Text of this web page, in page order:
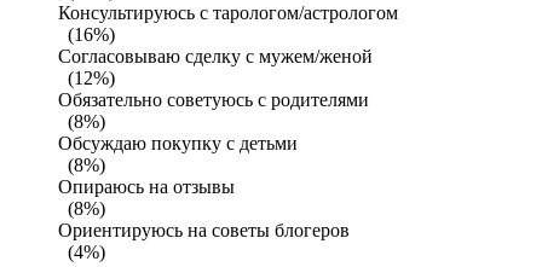
Консультируюсь с тарологом/астрологом
(16%)
Согласовываю сделку с мужем/женой
(12%)
Обязательно советуюсь с родителями
(8%)
Обсуждаю покупку с детьми
(8%)
Опираюсь на отзывы
(8%)
Ориентируюсь на советы блогеров
(4%)